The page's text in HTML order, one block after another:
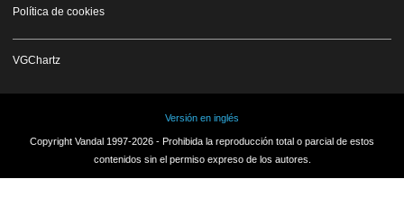
Política de cookies
VGChartz
Versión en inglés
Copyright Vandal 1997-2026 - Prohibida la reproducción total o parcial de estos
contenidos sin el permiso expreso de los autores.